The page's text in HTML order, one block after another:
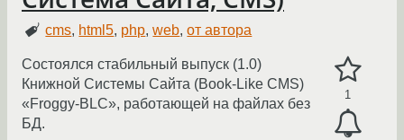
cms, html5, php,web,от автора
1
Состоялся стабильный выпуск (1.0)
Книжной Системы Сайта (Book-Like CMS)
«Froggy-BLC», работающей на файлах без
БД.